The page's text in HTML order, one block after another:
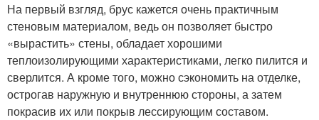
На первый взгляд, брус кажется очень практичным
стеновым материалом, ведь он позволяет быстро
«вырастить» стены, обладает хорошими
теплоизолирующими характеристиками, легко пилится и
сверлится. А кроме того, можно сэкономить на отделке,
острогав наружную и внутреннюю стороны, а затем
покрасив их или покрыв лессирующим составом.